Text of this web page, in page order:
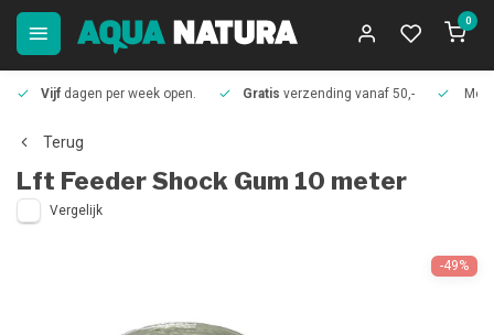
0
Vijf dagen per week open. Gratis verzending vanaf 50,-
Terug
Lft Feeder Shock Gum 10 meter
Vergelijk
-49%